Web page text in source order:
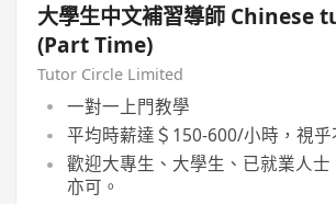
大學生中文補習導師 Chinese
(Part Time)
Tutor Circle Limited
一對一上門教學
平均時薪達＄150-600/小時，視
歡迎大專生、大學生、已就業人
亦可。